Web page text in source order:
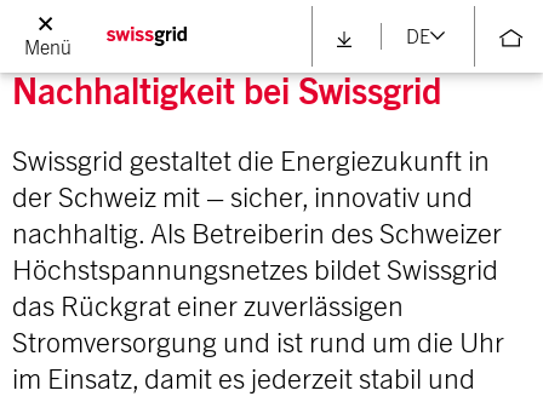
Menü
DE
Nachhaltigkeit bei Swissgrid
Swissgrid gestaltet die Energiezukunft in
der Schweiz mit – sicher, innovativ und
nachhaltig. Als Betreiberin des Schweizer
Höchstspannungsnetzes bildet Swissgrid
das Rückgrat einer zuverlässigen
Stromversorgung und ist rund um die Uhr
im Einsatz, damit es jederzeit stabil und